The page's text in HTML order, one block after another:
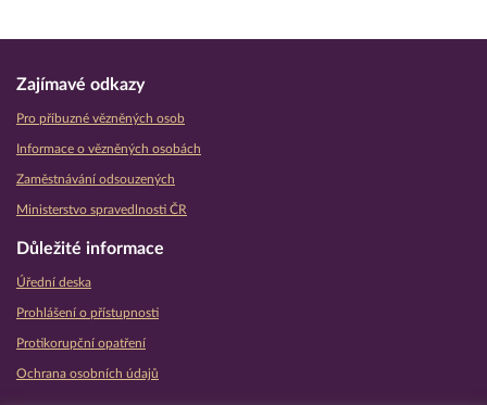
Zajímavé odkazy
Pro příbuzné vězněných osob
Informace o vězněných osobách
Zaměstnávání odsouzených
Ministerstvo spravedlnosti ČR
Důležité informace
Úřední deska
Prohlášení o přístupnosti
Protikorupční opatření
Ochrana osobních údajů